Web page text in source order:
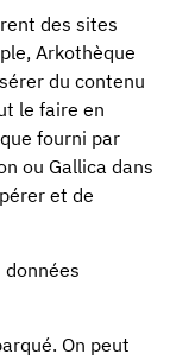
des sites
Arkothèque
du contenu
le faire en
fourni par
ou Gallica dans
et de
On peut